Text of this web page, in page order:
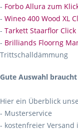
- Forbo Allura zum
- Wineo 400 Wood XL
- Tarkett Staarflor Click
- Brilliands Floorng
Trittschalldämmung
Gute Auswahl
Hier ein Überblick
- Musterservice
- kostenfreier Versand